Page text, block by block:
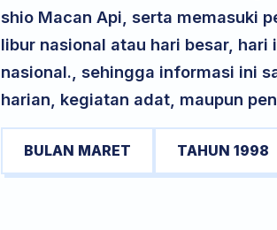
shio Macan Api, serta memasuki
libur nasional atau hari besar,
nasional., sehingga informasi ini
harian, kegiatan adat, maupun
BULAN MARET TAHUN 1998